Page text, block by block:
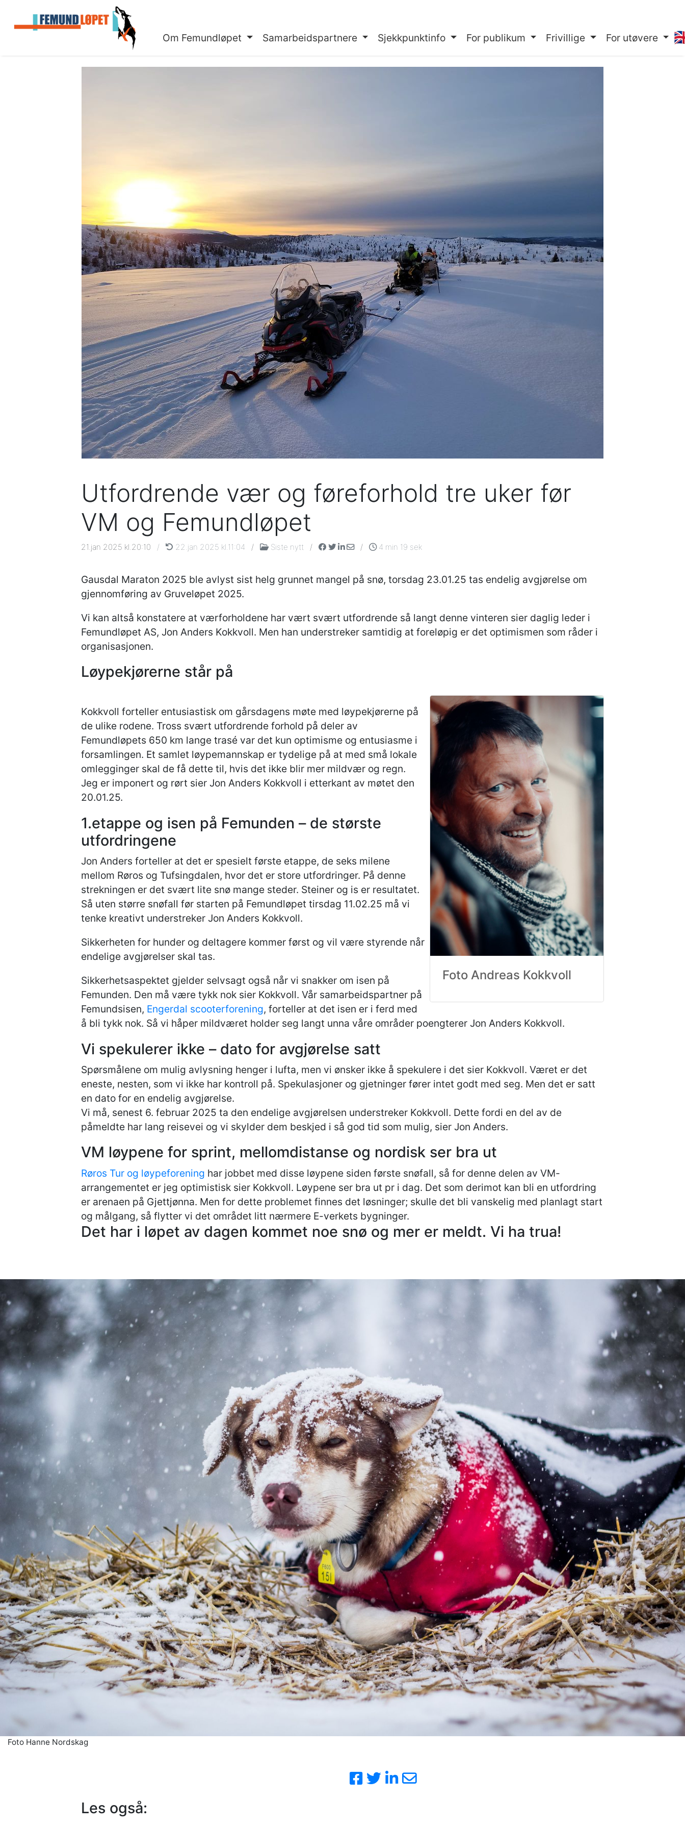
Om Femundløpet Samarbeidspartnere Sjekkpunktinfo For publikum Frivillige For utøvere
Utfordrende vær og føreforhold tre uker før
VM og Femundløpet
21.jan 2025 kl.20:10 / 22.jan 2025 kl.11:04 / Siste nytt / / 4 min 19 sek
Gausdal Maraton 2025 ble avlyst sist helg grunnet mangel på snø, torsdag 23.01.25 tas endelig avgjørelse om
gjennomføring av Gruveløpet 2025.
Vi kan altså konstatere at værforholdene har vært svært utfordrende så langt denne vinteren sier daglig leder i
Femundløpet AS, Jon Anders Kokkvoll. Men han understreker samtidig at foreløpig er det optimismen som råder i
organisasjonen.
Løypekjørerne står på
Foto Andreas Kokkvoll
Kokkvoll forteller entusiastisk om gårsdagens møte med løypekjørerne på
de ulike rodene. Tross svært utfordrende forhold på deler av
Femundløpets 650 km lange trasé var det kun optimisme og entusiasme i
forsamlingen. Et samlet løypemannskap er tydelige på at med små lokale
omlegginger skal de få dette til, hvis det ikke blir mer mildvær og regn.
Jeg er imponert og rørt sier Jon Anders Kokkvoll i etterkant av møtet den
20.01.25.
1.etappe og isen på Femunden – de største
utfordringene
Jon Anders forteller at det er spesielt første etappe, de seks milene
mellom Røros og Tufsingdalen, hvor det er store utfordringer. På denne
strekningen er det svært lite snø mange steder. Steiner og is er resultatet.
Så uten større snøfall før starten på Femundløpet tirsdag 11.02.25 må vi
tenke kreativt understreker Jon Anders Kokkvoll.
Sikkerheten for hunder og deltagere kommer først og vil være styrende når
endelige avgjørelser skal tas.
Sikkerhetsaspektet gjelder selvsagt også når vi snakker om isen på
Femunden. Den må være tykk nok sier Kokkvoll. Vår samarbeidspartner på
Femundsisen, Engerdal scooterforening, forteller at det isen er i ferd med
å bli tykk nok. Så vi håper mildværet holder seg langt unna våre områder poengterer Jon Anders Kokkvoll.
Vi spekulerer ikke – dato for avgjørelse satt
Spørsmålene om mulig avlysning henger i lufta, men vi ønsker ikke å spekulere i det sier Kokkvoll. Været er det
eneste, nesten, som vi ikke har kontroll på. Spekulasjoner og gjetninger fører intet godt med seg. Men det er satt
en dato for en endelig avgjørelse.
Vi må, senest 6. februar 2025 ta den endelige avgjørelsen understreker Kokkvoll. Dette fordi en del av de
påmeldte har lang reisevei og vi skylder dem beskjed i så god tid som mulig, sier Jon Anders.
VM løypene for sprint, mellomdistanse og nordisk ser bra ut
Røros Tur og løypeforening har jobbet med disse løypene siden første snøfall, så for denne delen av VM-
arrangementet er jeg optimistisk sier Kokkvoll. Løypene ser bra ut pr i dag. Det som derimot kan bli en utfordring
er arenaen på Gjettjønna. Men for dette problemet finnes det løsninger; skulle det bli vanskelig med planlagt start
og målgang, så flytter vi det området litt nærmere E-verkets bygninger.
Det har i løpet av dagen kommet noe snø og mer er meldt. Vi ha trua!
Foto Hanne Nordskag
Les også: